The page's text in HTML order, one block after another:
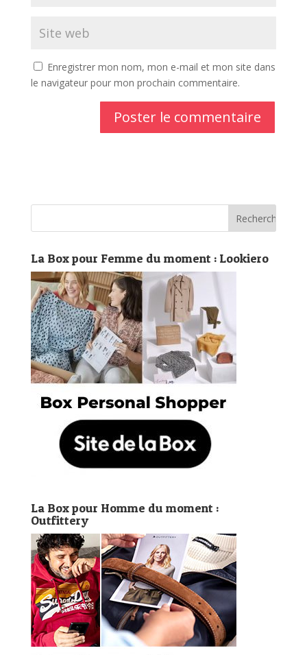
Enregistrer mon nom, mon e-mail et mon site dans
le navigateur pour mon prochain commentaire.
La Box pour Femme du moment : Lookiero
La Box pour Homme du moment :
Outfittery